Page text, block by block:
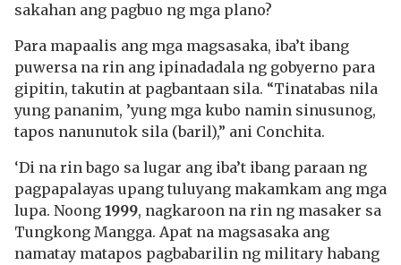
sakahan ang pagbuo ng mga plano?
Para mapaalis ang mga magsasaka, iba’t ibang
puwersa na rin ang ipinadadala ng gobyerno para
gipitin, takutin at pagbantaan sila. “Tinatabas nila
yung pananim, ’yung mga kubo namin sinusunog,
tapos nanunutok sila (baril),” ani Conchita.
‘Di na rin bago sa lugar ang iba’t ibang paraan ng
pagpapalayas upang tuluyang makamkam ang mga
lupa. Noong 1999, nagkaroon na rin ng masaker sa
Tungkong Mangga. Apat na magsasaka ang
namatay matapos pagbabarilin ng military habang